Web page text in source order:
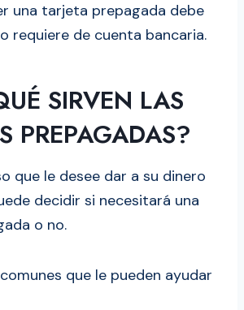
una tarjeta prepagada debe
requiere de cuenta bancaria.
SIRVEN LAS
PREPAGADAS?
que le desee dar a su dinero
decidir si necesitará una
o no.
que le pueden ayudar